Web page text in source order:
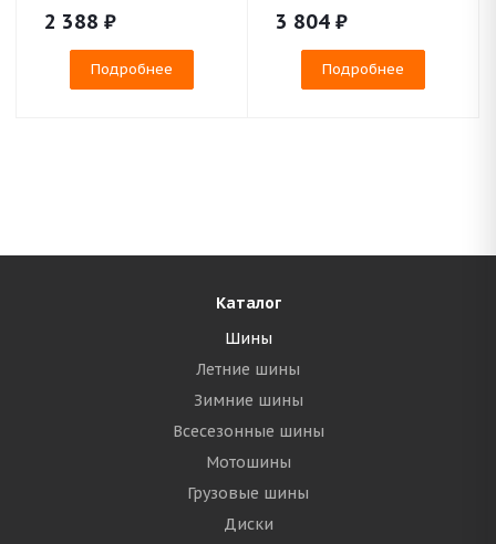
2 388 ₽
Подробнее
3 804 ₽
Подробнее
Каталог
Шины
Летние шины
Зимние шины
Всесезонные шины
Мотошины
Грузовые шины
Диски